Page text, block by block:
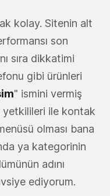
kolay. Sitenin alt
son
sıra dikkatimi
gibi ürünleri
" ismini vermiş
yetkilileri ile kontak
olması bana
ya kategorinin
adını
ediyorum.